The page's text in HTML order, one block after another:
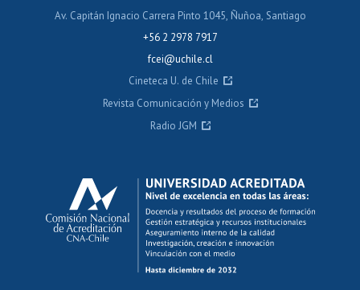
Av. Capitán Ignacio Carrera Pinto 1045, Ñuñoa, Santiago
+56 2 2978 7917
fcei@uchile.cl
Cineteca U. de Chile
Revista Comunicación y Medios
Radio JGM